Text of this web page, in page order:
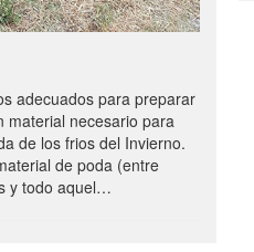
adecuados para preparar
material necesario para
de los frios del Invierno.
de poda (entre
y todo aquel…